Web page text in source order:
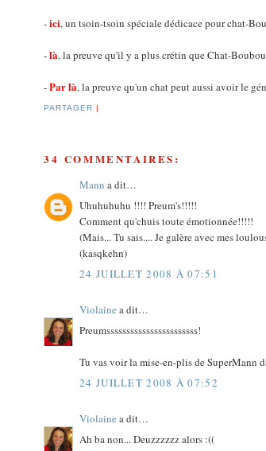
-ici, un tsoin-tsoin spéciale dédicace pour chat-
-là, la preuve qu'il y a plus crétin que Chat-
-Par là, la preuve qu'un chat peut aussi avoir le
PARTAGER |
34 COMMENTAIRES:
Mann a dit…
Uhuhuhuhu !!!! Preum's!!!!!
Comment qu'chuis toute émotionnée!!!!!
(Mais... Tu sais.... Je galère avec mes
(kasqkehn)
24 JUILLET 2008 À 07:51
Violaine a dit…
Preumsssssssssssssssssssssss!
Tu vas voir la mise-en-plis de SuperMann
24 JUILLET 2008 À 07:52
Violaine a dit…
Ah ba non... Deuzzzzzz alors :((